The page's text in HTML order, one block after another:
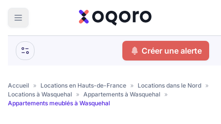
Votre
Que recherchez-vous ?
recherche
Créer une alerte
Accueil » Locations en Hauts-de-France » Locations dans le Nord »
Locations à Wasquehal » Appartements à Wasquehal »
Appartements meublés à Wasquehal